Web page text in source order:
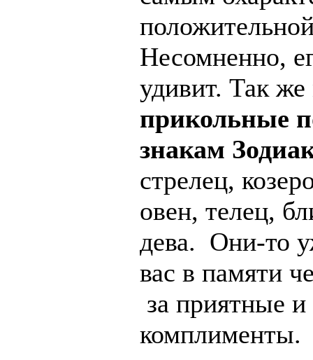
Несомненно,
удивит. Так
прикольные
знакам
стрелец,
овен, телец,
дева. Они-то
вас в памяти
за приятные
комплименты.